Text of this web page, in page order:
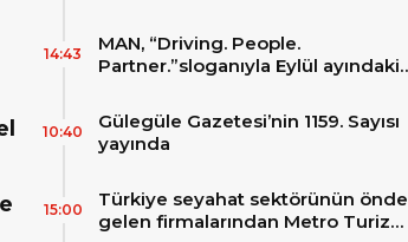
MAN, “Driving. People.
Partner.”sloganıyla Eylül ayındaki
14:43
Gülegüle Gazetesi’nin 1159. Sayısı
yayında
10:40
Türkiye seyahat sektörünün önde
gelen firmalarından Metro Turizm
15:00